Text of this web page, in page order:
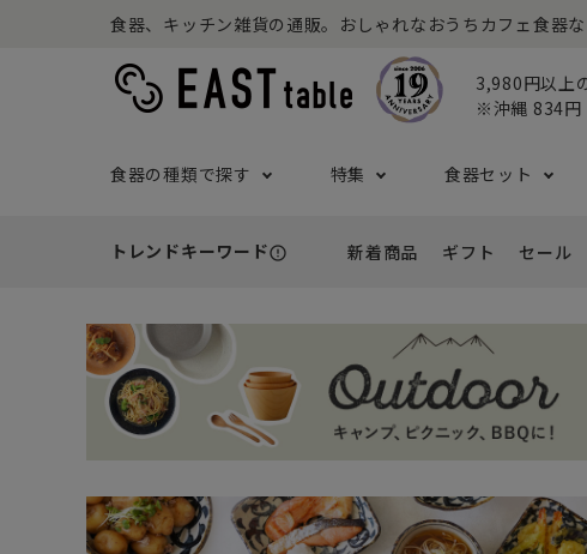
食器、キッチン雑貨の通販。おしゃれなおうちカフェ食器
3,980円以上
※沖縄 834円
食器の種類で探す
- 小皿
- 中皿・取り皿・ケーキ皿
- 大皿
- カレー・パスタ皿
- 中鉢・取り鉢・
- 大鉢
- とんすい
特集
基本の食器特集 推し活特集
食器セット
和食器セット 洋食器セット
こども食器セット
- ～2,999円
- 3,000円～4,999円
- 5,000円～9,999円
- 誕生日
- 内祝い
トレンドキーワードerror_outline 新着商品 ギフト セール